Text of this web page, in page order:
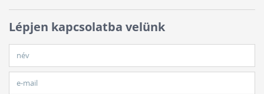
Lépjen kapcsolatba velünk
név
e-mail